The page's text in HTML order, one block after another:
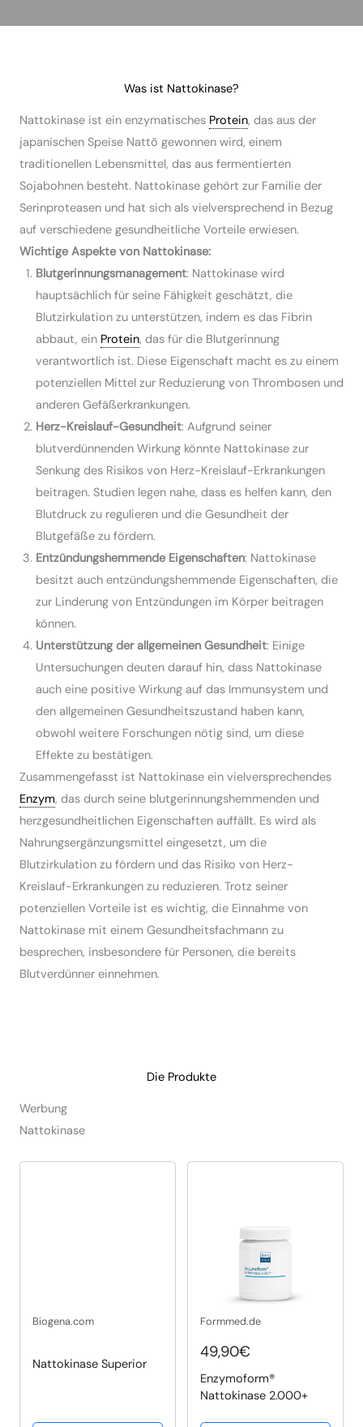
Was ist Nattokinase?
Nattokinase ist ein enzymatisches Protein, das aus der
japanischen Speise Nattō gewonnen wird, einem
traditionellen Lebensmittel, das aus fermentierten
Sojabohnen besteht. Nattokinase gehört zur Familie der
Serinproteasen und hat sich als vielversprechend in Bezug
auf verschiedene gesundheitliche Vorteile erwiesen.
Wichtige Aspekte von Nattokinase:
Blutgerinnungsmanagement: Nattokinase wird
hauptsächlich für seine Fähigkeit geschätzt, die
Blutzirkulation zu unterstützen, indem es das Fibrin
abbaut, ein Protein, das für die Blutgerinnung
verantwortlich ist. Diese Eigenschaft macht es zu einem
potenziellen Mittel zur Reduzierung von Thrombosen und
anderen Gefäßerkrankungen.
Herz-Kreislauf-Gesundheit: Aufgrund seiner
blutverdünnenden Wirkung könnte Nattokinase zur
Senkung des Risikos von Herz-Kreislauf-Erkrankungen
beitragen. Studien legen nahe, dass es helfen kann, den
Blutdruck zu regulieren und die Gesundheit der
Blutgefäße zu fördern.
Entzündungshemmende Eigenschaften: Nattokinase
besitzt auch entzündungshemmende Eigenschaften, die
zur Linderung von Entzündungen im Körper beitragen
können.
Unterstützung der allgemeinen Gesundheit: Einige
Untersuchungen deuten darauf hin, dass Nattokinase
auch eine positive Wirkung auf das Immunsystem und
den allgemeinen Gesundheitszustand haben kann,
obwohl weitere Forschungen nötig sind, um diese
Effekte zu bestätigen.
Zusammengefasst ist Nattokinase ein vielversprechendes
Enzym, das durch seine blutgerinnungshemmenden und
herzgesundheitlichen Eigenschaften auffällt. Es wird als
Nahrungsergänzungsmittel eingesetzt, um die
Blutzirkulation zu fördern und das Risiko von Herz-
Kreislauf-Erkrankungen zu reduzieren. Trotz seiner
potenziellen Vorteile ist es wichtig, die Einnahme von
Nattokinase mit einem Gesundheitsfachmann zu
besprechen, insbesondere für Personen, die bereits
Blutverdünner einnehmen.
Die Produkte
Werbung
Nattokinase
Biogena.com
Nattokinase Superior
Formmed.de
49,90€
Enzymoform®
Nattokinase 2.000+